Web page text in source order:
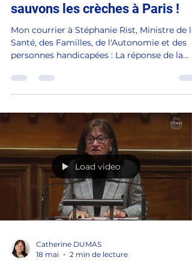
Catherine DUMAS
26 mai
1 min de lecture
Face à la cessation d'activité
Oeuvre de la Croix Saint-Simon,
Mon courrier à Stéphanie Rist, Ministre de la
Santé, des Familles, de l'Autonomie et des
personnes handicapées : La réponse de la
ministre en date du 19 juin :
Load video